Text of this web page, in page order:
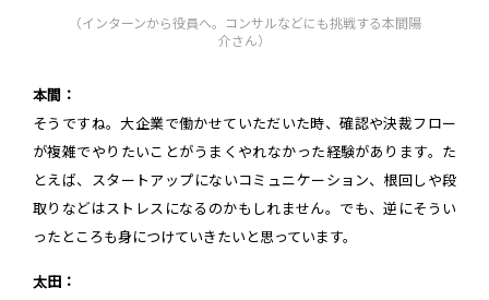
（インターンから役員へ。コンサルなどにも挑戦する本間陽
介さん）
本間：
そうですね。大企業で働かせていただいた時、確認や決裁フロー
が複雑でやりたいことがうまくやれなかった経験があります。た
とえば、スタートアップにないコミュニケーション、根回しや段
取りなどはストレスになるのかもしれません。でも、逆にそうい
ったところも身につけていきたいと思っています。
太田：